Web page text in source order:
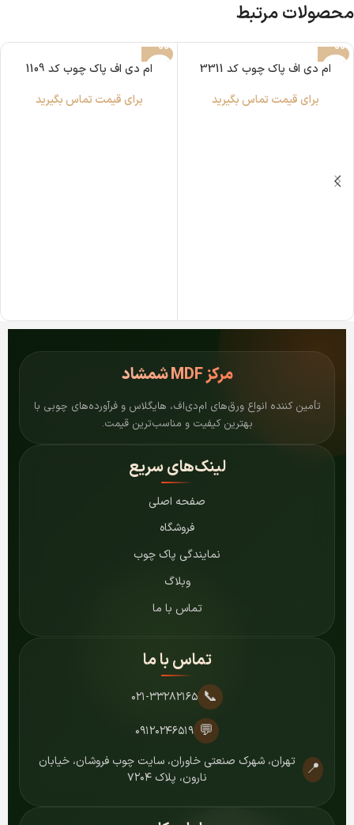
محصولات مرتبط
ام دی اف پاک چوب کد 3311
برای قیمت تماس بگیرید
ام دی اف پاک چوب کد 1109
برای قیمت تماس بگیرید
مرکزMDF شمشاد
تأمین کننده انواع ورق‌های ام‌دی‌اف، هایگلاس و فرآورده‌های چوبی با
بهترین کیفیت و مناسب‌ترین قیمت.
لینک‌های سریع
صفحه اصلی
فروشگاه
نمایندگی پاک چوب
وبلاگ
تماس با ما
تماس با ما
📞 ۰۲۱-۳۳۲۸۲۱۶۵
💬 ۰۹۱۲۰۲۴۶۵۱۹
📍
تهران، شهرک صنعتی خاوران، سایت چوب فروشان، خیابان
نارون، پلاک ۷۲۰۴